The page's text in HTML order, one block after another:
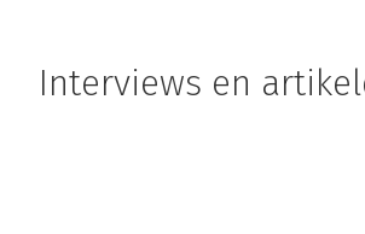
Interviews en